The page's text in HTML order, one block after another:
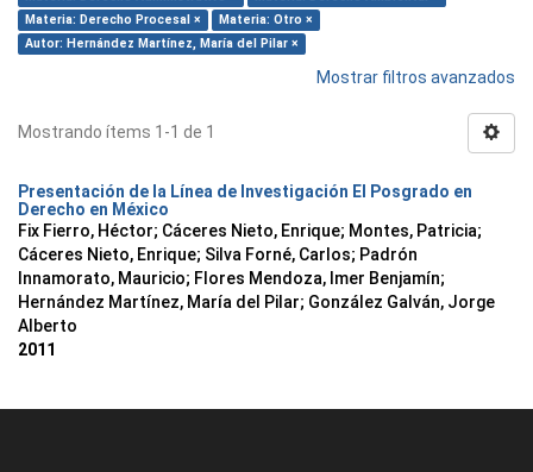
Materia: Derecho Procesal ×
Materia: Otro ×
Autor: Hernández Martínez, María del Pilar ×
Mostrar filtros avanzados
Mostrando ítems 1-1 de 1
Presentación de la Línea de Investigación El Posgrado en
Derecho en México
Fix Fierro, Héctor; Cáceres Nieto, Enrique; Montes, Patricia;
Cáceres Nieto, Enrique; Silva Forné, Carlos; Padrón
Innamorato, Mauricio; Flores Mendoza, Imer Benjamín;
Hernández Martínez, María del Pilar; González Galván, Jorge
Alberto
2011